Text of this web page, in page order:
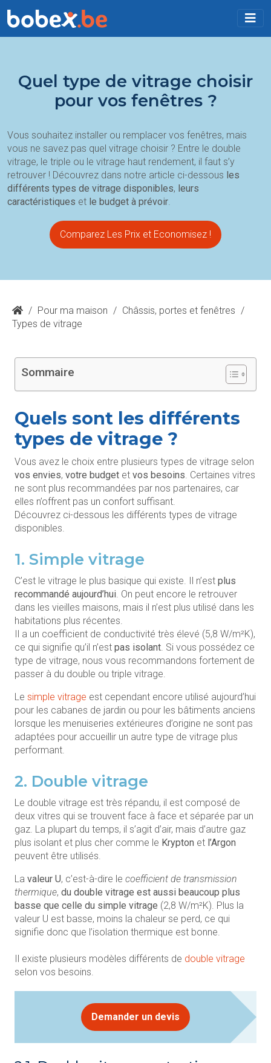
Quel type de vitrage choisir
pour vos fenêtres ?
Vous souhaitez installer ou remplacer vos fenêtres, mais
vous ne savez pas quel vitrage choisir ? Entre le double
vitrage, le triple ou le vitrage haut rendement, il faut s’y
retrouver ! Découvrez dans notre article ci-dessous les
différents types de vitrage disponibles, leurs
caractéristiques et le budget à prévoir
Comparez Les Prix et Economisez !
/ Pour ma maison / Châssis, portes et fenêtres /
Types de vitrage
Sommaire
Quels sont les différents
types de vitrage ?
Vous avez le choix entre plusieurs types de vitrage selon
vos envies, votre budget et vos besoins . Certaines vitres
ne sont plus recommandées par nos partenaires, car
elles n’offrent pas un confort suffisant.
Découvrez ci-dessous les différents types de vitrage
disponibles.
1. Simple vitrage
C’est le vitrage le plus basique qui existe. Il n’est plus
recommandé aujourd’hui . On peut encore le retrouver
dans les vieilles maisons, mais il n’est plus utilisé dans les
habitations plus récentes.
Il a un coefficient de conductivité très élevé (5,8 W/m²K),
ce qui signifie qu’il n’est pas isolant . Si vous possédez ce
type de vitrage, nous vous recommandons fortement de
passer à du double ou triple vitrage.
Le simple vitrage est cependant encore utilisé aujourd’hui
pour les cabanes de jardin ou pour les bâtiments anciens
lorsque les menuiseries extérieures d’origine ne sont pas
adaptées pour accueillir un autre type de vitrage plus
performant.
2. Double vitrage
Le double vitrage est très répandu, il est composé de
deux vitres qui se trouvent face à face et séparée par un
gaz. La plupart du temps, il s’agit d’air, mais d’autre gaz
plus isolant et plus cher comme le Krypton et l’Argon
peuvent être utilisés.
La valeur U, c’est-à-dire le coefficient de transmission
thermique, du double vitrage est aussi beaucoup plus
basse que celle du simple vitrage (2,8 W/m²K). Plus la
valeur U est basse, moins la chaleur se perd, ce qui
signifie donc que l’isolation thermique est bonne.
Il existe plusieurs modèles différents de double vitrage
selon vos besoins.
Demander un devis